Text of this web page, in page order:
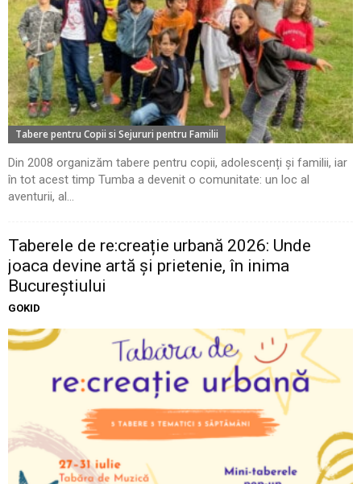
Tabere pentru Copii si Sejururi pentru Familii
Din 2008 organizăm tabere pentru copii, adolescenți și familii, iar
în tot acest timp Tumba a devenit o comunitate: un loc al
aventurii, al...
Taberele de re:creație urbană 2026: Unde
joaca devine artă și prietenie, în inima
Bucureștiului
GOKID